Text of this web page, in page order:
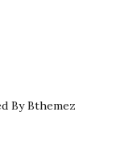
By Bthemez